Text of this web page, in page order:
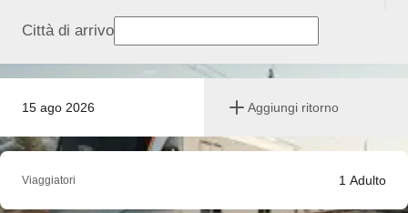
15 ago 2026 Aggiungi ritorno
Città di arrivo
Viaggiatori 1 Adulto